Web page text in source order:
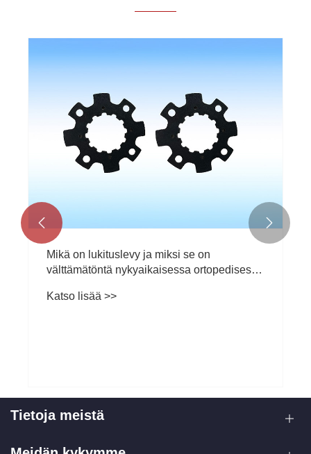
Mikä on lukituslevy ja miksi se on
välttämätöntä nykyaikaisessa ortopedisessa
Katso lisää >>
 
Tietoja meistä